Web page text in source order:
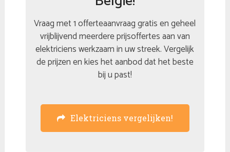
Vraag met 1 offerteaanvraag gratis en geheel
vrijblijvend meerdere prijsoffertes aan van
elektriciens werkzaam in uw streek. Vergelijk
de prijzen en kies het aanbod dat het beste
bij u past!
Elektriciens vergelijken!